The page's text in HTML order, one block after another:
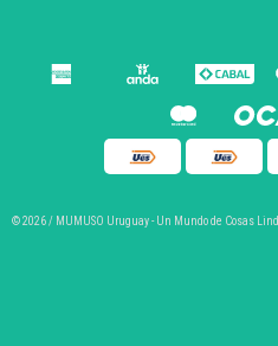
© 2026 / MUMUSO Uruguay - Un Mundo de Cosas